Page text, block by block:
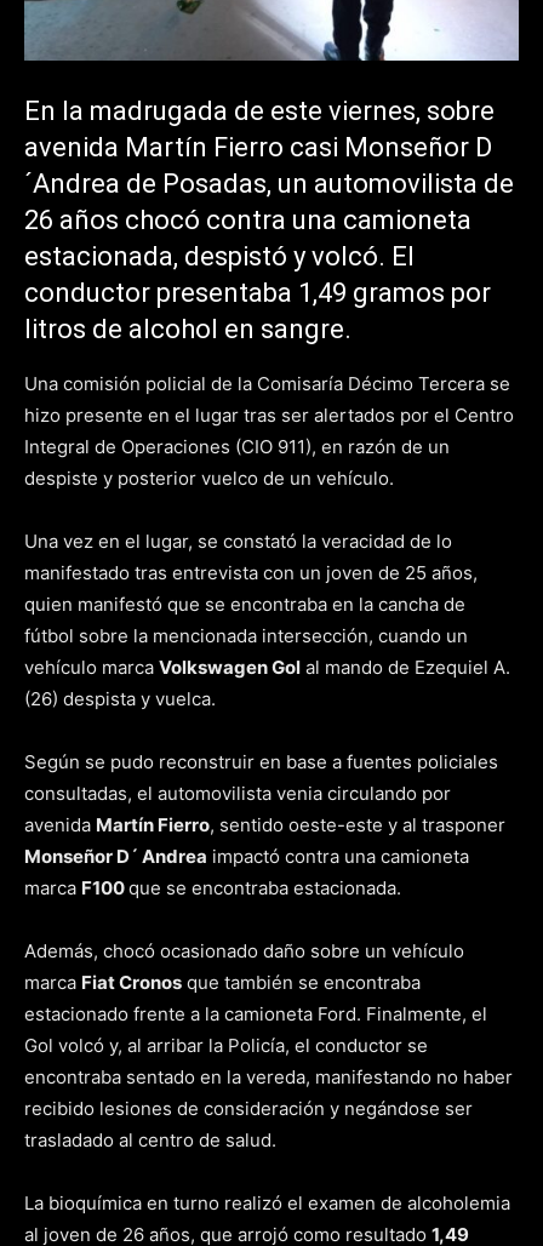
En la madrugada de este viernes, sobre
avenida Martín Fierro casi Monseñor D
´Andrea de Posadas, un automovilista de
26 años chocó contra una camioneta
estacionada, despistó y volcó. El
conductor presentaba 1,49 gramos por
litros de alcohol en sangre.
Una comisión policial de la Comisaría Décimo Tercera se
hizo presente en el lugar tras ser alertados por el Centro
Integral de Operaciones (CIO 911), en razón de un
despiste y posterior vuelco de un vehículo.
Una vez en el lugar, se constató la veracidad de lo
manifestado tras entrevista con un joven de 25 años,
quien manifestó que se encontraba en la cancha de
fútbol sobre la mencionada intersección, cuando un
vehículo marca Volkswagen Gol al mando de Ezequiel A.
(26) despista y vuelca.
Según se pudo reconstruir en base a fuentes policiales
consultadas, el automovilista venia circulando por
avenida Martín Fierro, sentido oeste-este y al trasponer
Monseñor D´ Andrea impactó contra una camioneta
marca F100que se encontraba estacionada.
Además, chocó ocasionado daño sobre un vehículo
marca Fiat Cronos que también se encontraba
estacionado frente a la camioneta Ford. Finalmente, el
Gol volcó y, al arribar la Policía, el conductor se
encontraba sentado en la vereda, manifestando no haber
recibido lesiones de consideración y negándose ser
trasladado al centro de salud.
La bioquímica en turno realizó el examen de alcoholemia
al joven de 26 años, que arrojó como resultado 1,49